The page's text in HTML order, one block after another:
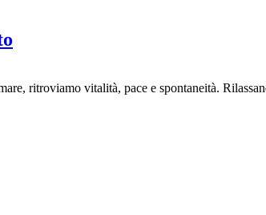
ritroviamo vitalità, pace e spontaneità.